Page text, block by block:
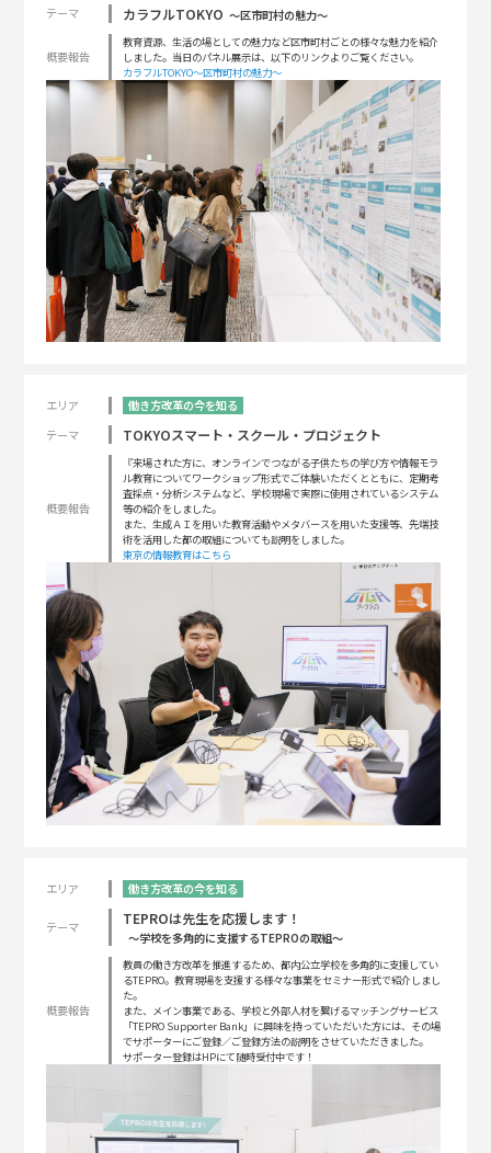
テーマ カラフルTOKYO 〜区市町村の魅力〜
概要報告
教育資源、生活の場としての魅力など区市町村ごとの様々な魅力を紹介
しました。当日のパネル展示は、以下のリンクよりご覧ください。
カラフルTOKYO～区市町村の魅力～
エリア
働き方改革の今を知る
テーマ
TOKYOスマート・スクール・プロジェクト
概要報告
『来場された方に、オンラインでつながる子供たちの学び方や情報モラ
ル教育についてワークショップ形式でご体験いただくとともに、定期考
査採点・分析システムなど、学校現場で実際に使用されているシステム
等の紹介をしました。
また、生成ＡＩを用いた教育活動やメタバースを用いた支援等、先端技
術を活用した都の取組についても説明をしました。
東京の情報教育はこちら
エリア 働き方改革の今を知る
テーマ TEPROは先生を応援します！
～学校を多角的に支援するTEPROの取組～
概要報告
教員の働き方改革を推進するため、都内公立学校を多角的に支援してい
るTEPRO。教育現場を支援する様々な事業をセミナー形式で紹介しまし
た。
また、メイン事業である、学校と外部人材を繋げるマッチングサービス
「TEPRO Supporter Bank」に興味を持っていただいた方には、その場
でサポーターにご登録／ご登録方法の説明をさせていただきました。
サポーター登録はHPにて随時受付中です！